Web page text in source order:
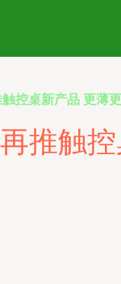
控桌新产品 更薄
推触